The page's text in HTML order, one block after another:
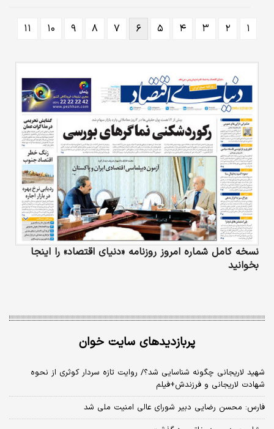
۱ ۲ ۳ ۴ ۵ ۶ ۷ ۸ ۹ ۱۰ ۱۱
نسخه کامل شماره امروز روزنامه «دنیای‌ اقتصاد» را اینجا
بخوانید
پربازدیدهای سایت خوان
شهید لاریجانی چگونه شناسایی شد؟/ روایت تازه سردار کوثری از نحوه
شهادت لاریجانی و فرزندش+فیلم
فارس: محسن رضایی دبیر شورای عالی امنیت ملی شد